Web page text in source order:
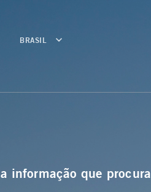
BRASIL
informação que procura